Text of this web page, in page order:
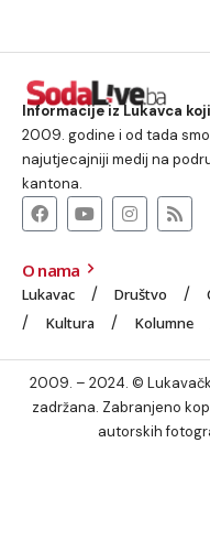
Informacije iz Lukavca
2009. godine i od tada
najutjecajniji medij na
kantona.
O nama
Lukavac Društvo
Kultura
Kolumne
2009. – 2024. ©
zadržana. Zabranjeno
autorskih